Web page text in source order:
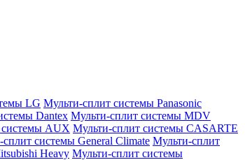
LG Мульти-сплит системы Panasonic
Dantex Мульти-сплит системы MDV
AUX Мульти-сплит системы CASARTE
системы General Climate Мульти-сплит
Heavy Мульти-сплит системы